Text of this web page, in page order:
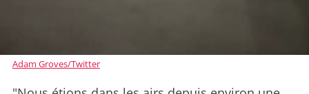
Adam Groves/Twitter